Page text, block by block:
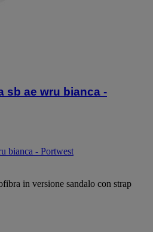
sb ae wru bianca -
bianca - Portwest
in versione sandalo con strap